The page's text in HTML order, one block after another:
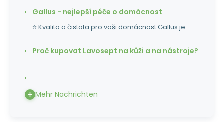
Gallus - nejlepší péče o domácnost
⭐ Kvalita a čistota pro vaši domácnost Gallus je
Proč kupovat Lavosept na kůži a na nástroje?
Mehr Nachrichten